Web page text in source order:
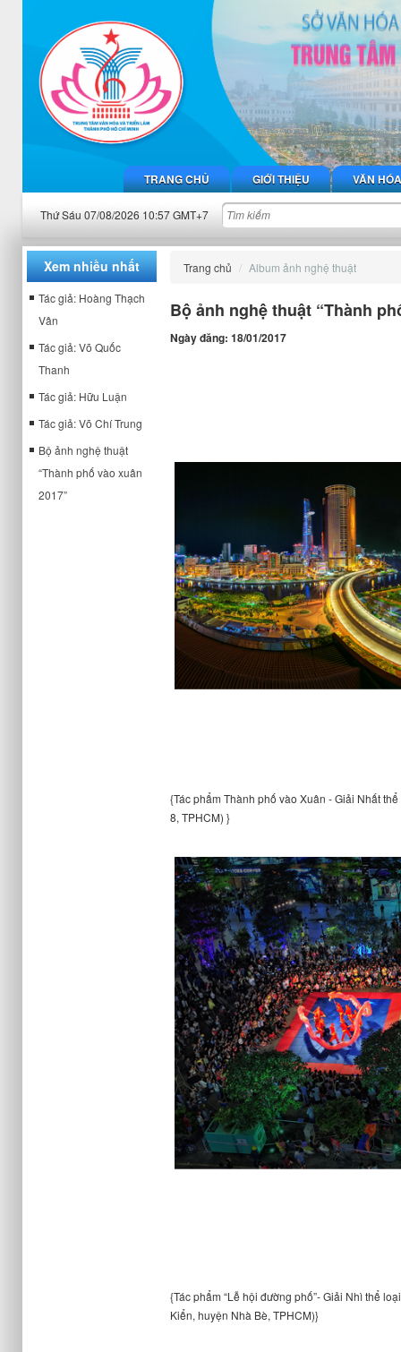
TRANG CHỦ GIỚI THIỆU VĂN HÓA
Thứ Sáu 07/08/2026 10:57 GMT+7
Xem nhiều nhất
Tác giả: Hoàng Thạch
Vân
Tác giả: Võ Quốc
Thanh
Tác giả: Hữu Luận
Tác giả: Võ Chí Trung
Bộ ảnh nghệ thuật
“Thành phố vào xuân
2017”
Trang chủ Album ảnh nghệ thuật
Bộ ảnh nghệ thuật “Thành
Ngày đăng: 18/01/2017
{Tác phẩm Thành phố vào Xuân - Giải Nhất
8, TPHCM) }
{Tác phẩm “Lễ hội đường phố”- Giải Nhì thể
Kiển, huyện Nhà Bè, TPHCM)}